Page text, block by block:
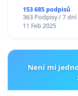
153 685 podpisů
363 Podpisy / 7 dní
11 Feb 2025
Není mi